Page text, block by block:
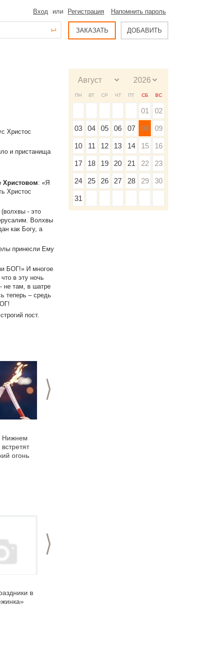
Вход или Регистрация Напомнить пароль
ЗАКАЗАТЬ ДОБАВИТЬ
Христос
и пристанища
Христовом: «Я
Христос
- это
Волхвы
как Богу, а
принесли Ему
БОГ!» И многое
в эту ночь
не там, в шатре
теперь – средь
пост.
>
Нижнем
огонь
>
в
ПН ВТ СР ЧТ ПТ СБ ВС
01 02
03 04 05 06 07 08 09
10 11 12 13 14 15 16
17 18 19 20 21 22 23
24 25 26 27 28 29 30
31